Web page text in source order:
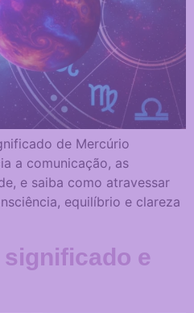
de Mercúrio
a comunicação, as
e saiba como atravessar
equilíbrio e clareza
e